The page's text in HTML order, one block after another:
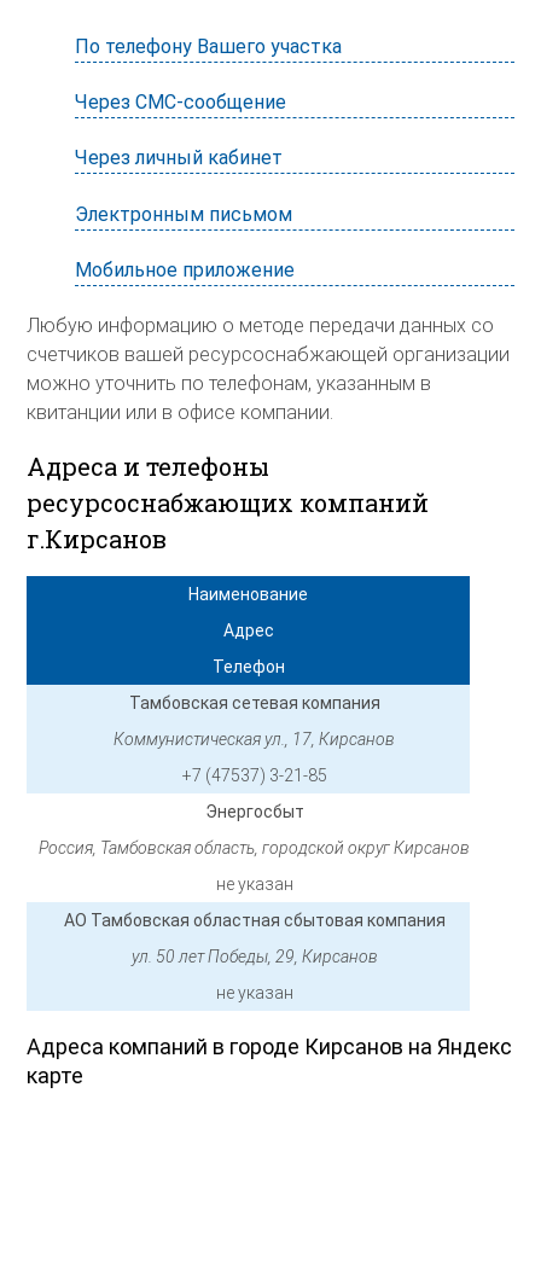
По телефону Вашего участка
Через СМС-сообщение
Через личный кабинет
Электронным письмом
Мобильное приложение
Любую информацию о методе передачи данных со
счетчиков вашей ресурсоснабжающей организации
можно уточнить по телефонам, указанным в
квитанции или в офисе компании.
Адреса и телефоны
ресурсоснабжающих компаний
г.Кирсанов
Наименование
Адрес
Телефон
Тамбовская сетевая компания
Коммунистическая ул., 17, Кирсанов
+7 (47537) 3-21-85
Энергосбыт
Россия, Тамбовская область, городской округ Кирсанов
не указан
АО Тамбовская областная сбытовая компания
ул. 50 лет Победы, 29, Кирсанов
не указан
Адреса компаний в городе Кирсанов на Яндекс
карте